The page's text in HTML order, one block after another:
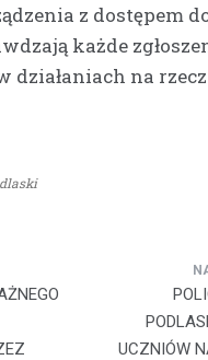
z dostępem
każde
działaniach na
UCZNIÓW